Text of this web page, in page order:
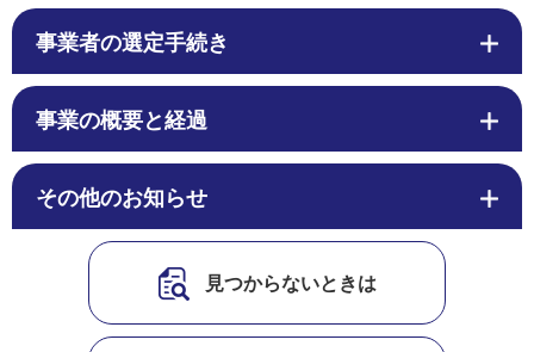
事業者の選定手続き
事業の概要と経過
その他のお知らせ
見つからないときは